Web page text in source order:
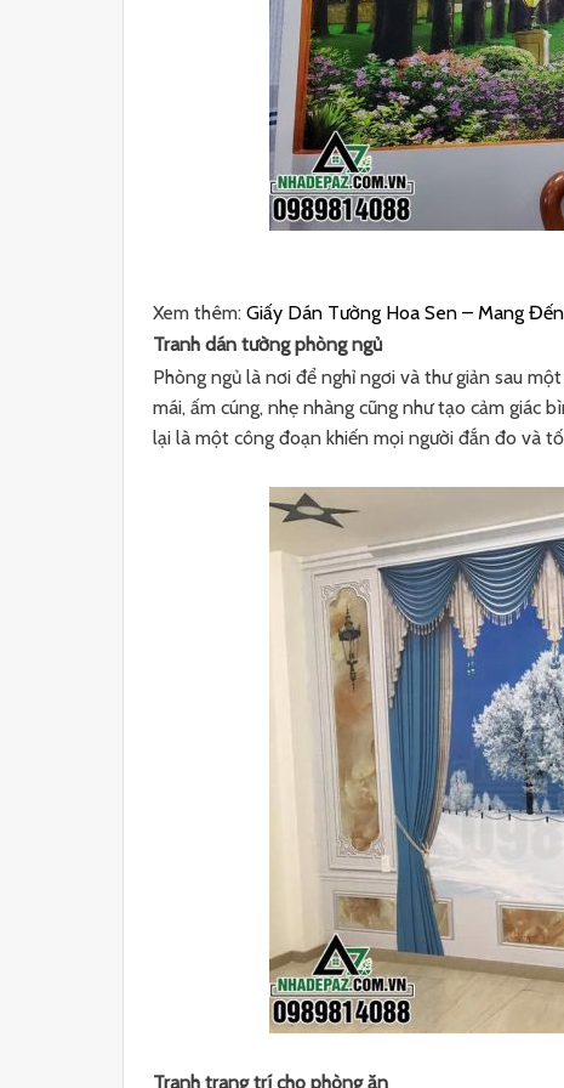
Xem thêm: Giấy Dán Tường Hoa Sen – Mang
Tranh dán tường phòng ngủ
Phòng ngủ là nơi để nghỉ ngơi và thư giản sau
mái, ấm cúng, nhẹ nhàng cũng như tạo cảm giác
lại là một công đoạn khiến mọi người đắn đo và
Tranh trang trí cho phòng ăn